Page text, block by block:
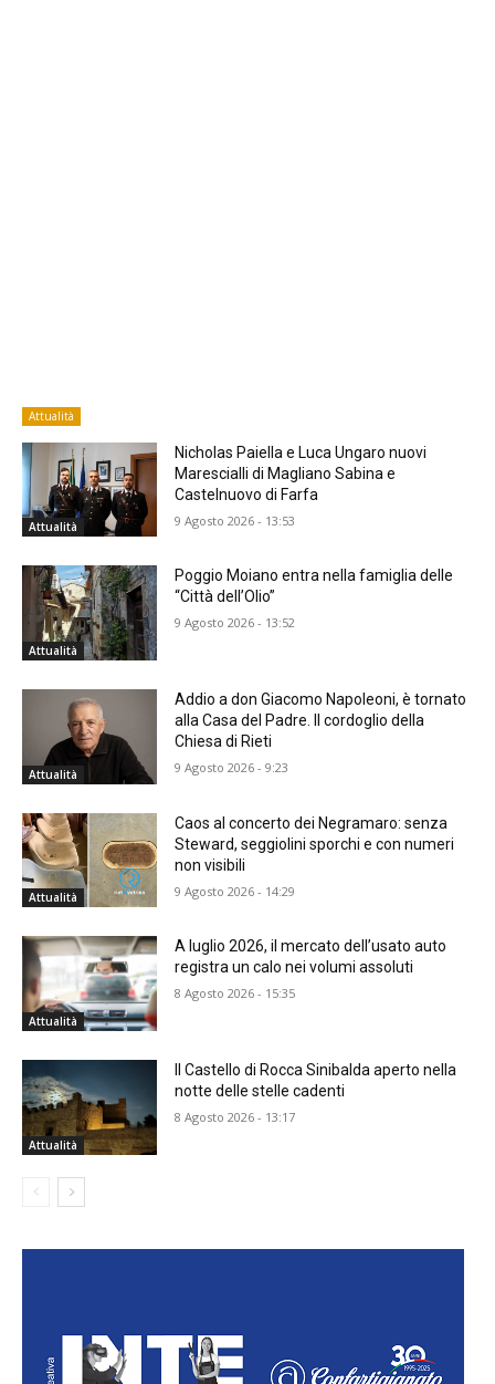
Attualità
Attualità
Nicholas Paiella e Luca Ungaro nuovi
Marescialli di Magliano Sabina e
Castelnuovo di Farfa
9 Agosto 2026 - 13:53
Attualità
Poggio Moiano entra nella famiglia delle
“Città dell’Olio”
9 Agosto 2026 - 13:52
Attualità
Addio a don Giacomo Napoleoni, è tornato
alla Casa del Padre. Il cordoglio della
Chiesa di Rieti
9 Agosto 2026 - 9:23
Attualità
Caos al concerto dei Negramaro: senza
Steward, seggiolini sporchi e con numeri
non visibili
9 Agosto 2026 - 14:29
Attualità
A luglio 2026, il mercato dell’usato auto
registra un calo nei volumi assoluti
8 Agosto 2026 - 15:35
Attualità
Il Castello di Rocca Sinibalda aperto nella
notte delle stelle cadenti
8 Agosto 2026 - 13:17